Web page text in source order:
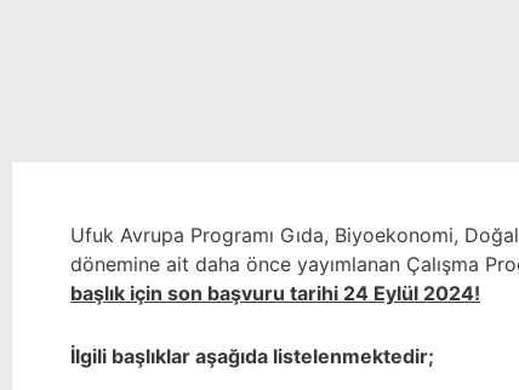
Ufuk Avrupa Programı Gıda, Biyoekonomi,
dönemine ait daha önce yayımlanan Çalışma
başlık için son başvuru tarihi 24 Eylül 2024!
İlgili başlıklar aşağıda listelenmektedir;